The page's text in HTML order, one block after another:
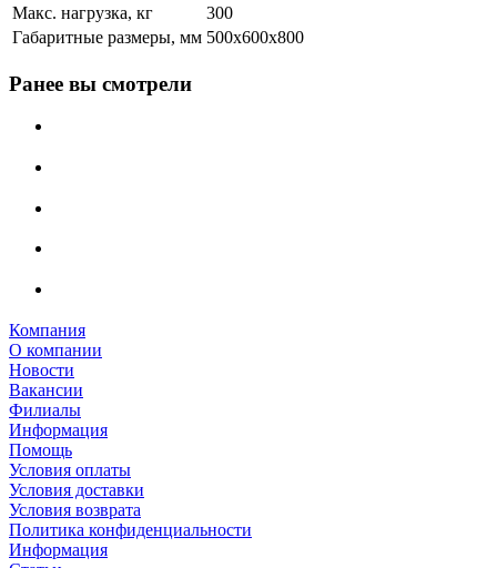
Макс. нагрузка, кг
300
Габаритные размеры, мм 500х600х800
Ранее вы смотрели
Компания
О компании
Новости
Вакансии
Филиалы
Информация
Помощь
Условия оплаты
Условия доставки
Условия возврата
Политика конфиденциальности
Информация